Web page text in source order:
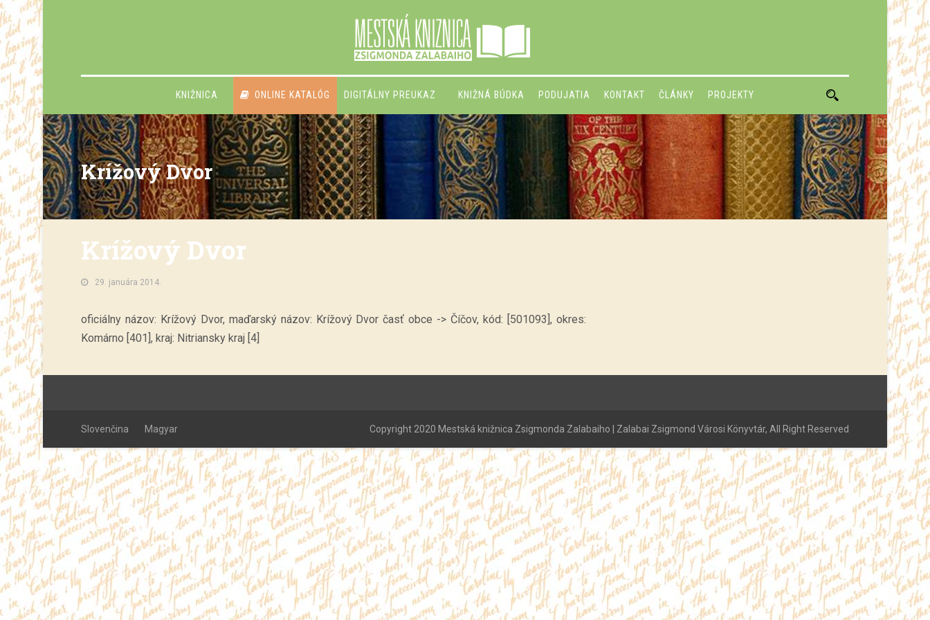
KNIŽNICA ONLINE KATALÓG DIGITÁLNY PREUKAZ KNIŽNÁ BÚDKA PODUJATIA KONTAKT ČLÁNKY PROJEKTY
Krížový Dvor
Krížový Dvor
29. januára 2014.
oficiálny názov: Krížový Dvor, maďarský názov: Krížový Dvor časť obce -> Číčov, kód: [501093], okres:
Komárno [401], kraj: Nitriansky kraj [4]
Slovenčina Magyar Copyright 2020 Mestská knižnica Zsigmonda Zalabaiho | Zalabai Zsigmond Városi Könyvtár, All Right Reserved